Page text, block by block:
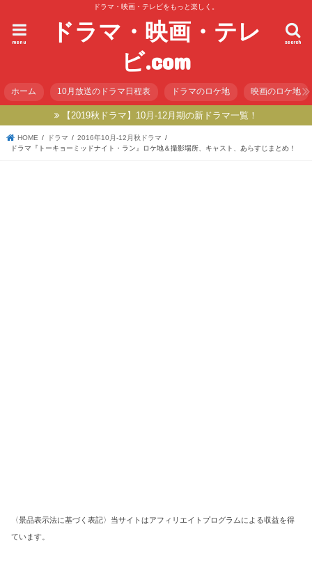
ドラマ・映画・テレビをもっと楽しく。
ドラマ・映画・テレ
ビ.com
search
menu
ホーム 10月放送のドラマ日程表 ドラマのロケ地 映画のロケ地
【2019秋ドラマ】10月-12月期の新ドラマ一覧！
HOME ドラマ
2016年10月-12月秋ドラマ
ドラマ『トーキョーミッドナイト・ラン』ロケ地＆撮影場所、キャスト、あらすじまとめ！
〈景品表示法に基づく表記〉当サイトはアフィリエイトプログラムによる収益を得
ています。